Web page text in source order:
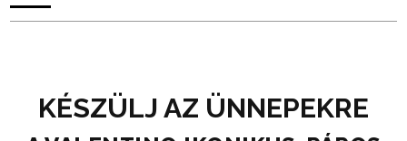
KÉSZÜLJ AZ ÜNNEPEKRE